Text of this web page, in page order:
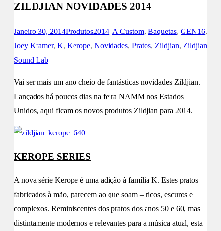
Endorsers
Promoções
ZILDJIAN NOVIDADES 2014
Janeiro 30, 2014Produtos2014, A Custom, Baquetas, GEN16,
Joey Kramer, K, Kerope, Novidades, Pratos, Zildjian, Zildjian
Sound Lab
Vai ser mais um ano cheio de fantásticas novidades Zildjian.
Lançados há poucos dias na feira NAMM nos Estados
Unidos, aqui ficam os novos produtos Zildjian para 2014.
KEROPE SERIES
A nova série Kerope é uma adição à família K. Estes pratos
fabricados à mão, parecem ao que soam – ricos, escuros e
complexos. Reminiscentes dos pratos dos anos 50 e 60, mas
distintamente modernos e relevantes para a música atual, esta